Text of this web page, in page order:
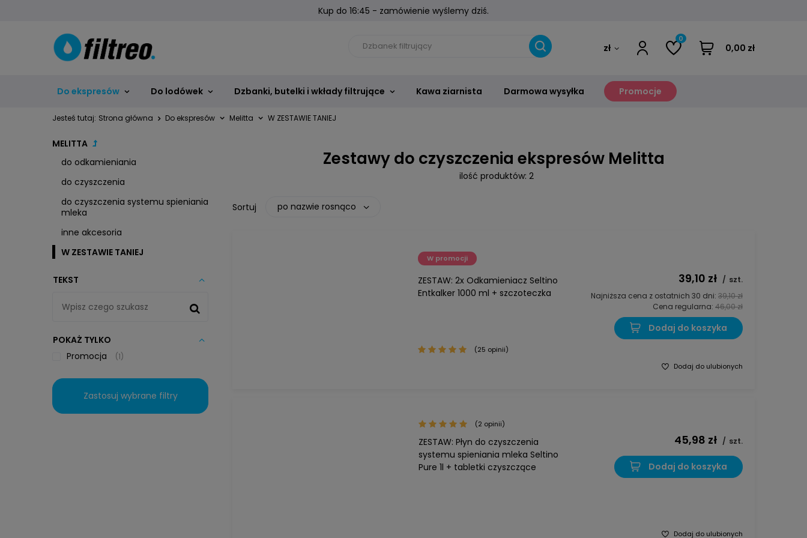
Kup do 16:45 - zamówienie wyślemy dziś.
zł
0
0,00 zł
Do ekspresów Do lodówek Dzbanki, butelki i wkłady filtrujące Kawa ziarnista Darmowa wysyłka Promocje
Jesteś tutaj: Strona główna Do ekspresów Melitta W ZESTAWIE TANIEJ
MELITTA
do odkamieniania
do czyszczenia
do czyszczenia systemu spieniania
mleka
inne akcesoria
W ZESTAWIE TANIEJ
TEKST
POKAŻ TYLKO
Promocja
1
Zastosuj wybrane filtry
Zestawy do czyszczenia ekspresów Melitta
ilość produktów: 2
Sortuj po nazwie rosnąco
W promocji
ZESTAW: 2x Odkamieniacz Seltino
Entkalker 1000 ml + szczoteczka
39,10 zł / szt.
Najniższa cena z ostatnich 30 dni: 39,10 zł
Cena regularna: 46,00 zł
(25 opinii)
Dodaj do ulubionych
Dodaj do koszyka
ZESTAW: Płyn do czyszczenia
systemu spieniania mleka Seltino
Pure 1l + tabletki czyszczące
45,98 zł / szt.
(2 opinii)
Dodaj do ulubionych
Dodaj do koszyka